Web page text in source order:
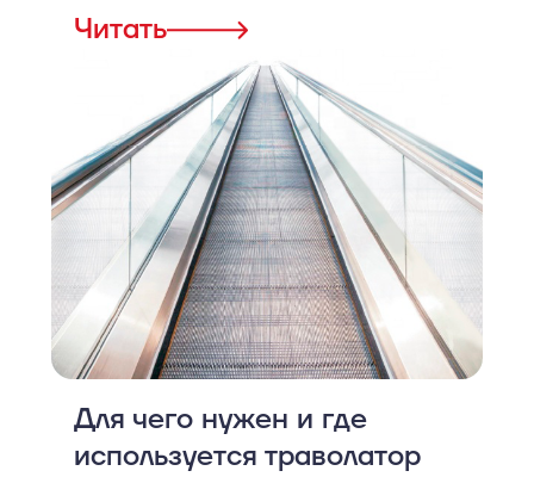
Читать
Для чего нужен и где
используется траволатор